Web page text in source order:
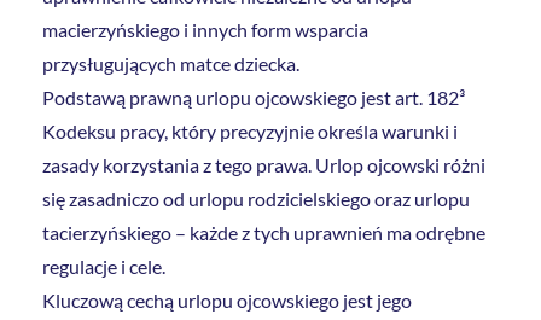
macierzyńskiego i innych form wsparcia
przysługujących matce dziecka.
Podstawą prawną urlopu ojcowskiego jest art. 182³
Kodeksu pracy, który precyzyjnie określa warunki i
zasady korzystania z tego prawa. Urlop ojcowski różni
się zasadniczo od urlopu rodzicielskiego oraz urlopu
tacierzyńskiego – każde z tych uprawnień ma odrębne
regulacje i cele.
Kluczową cechą urlopu ojcowskiego jest jego